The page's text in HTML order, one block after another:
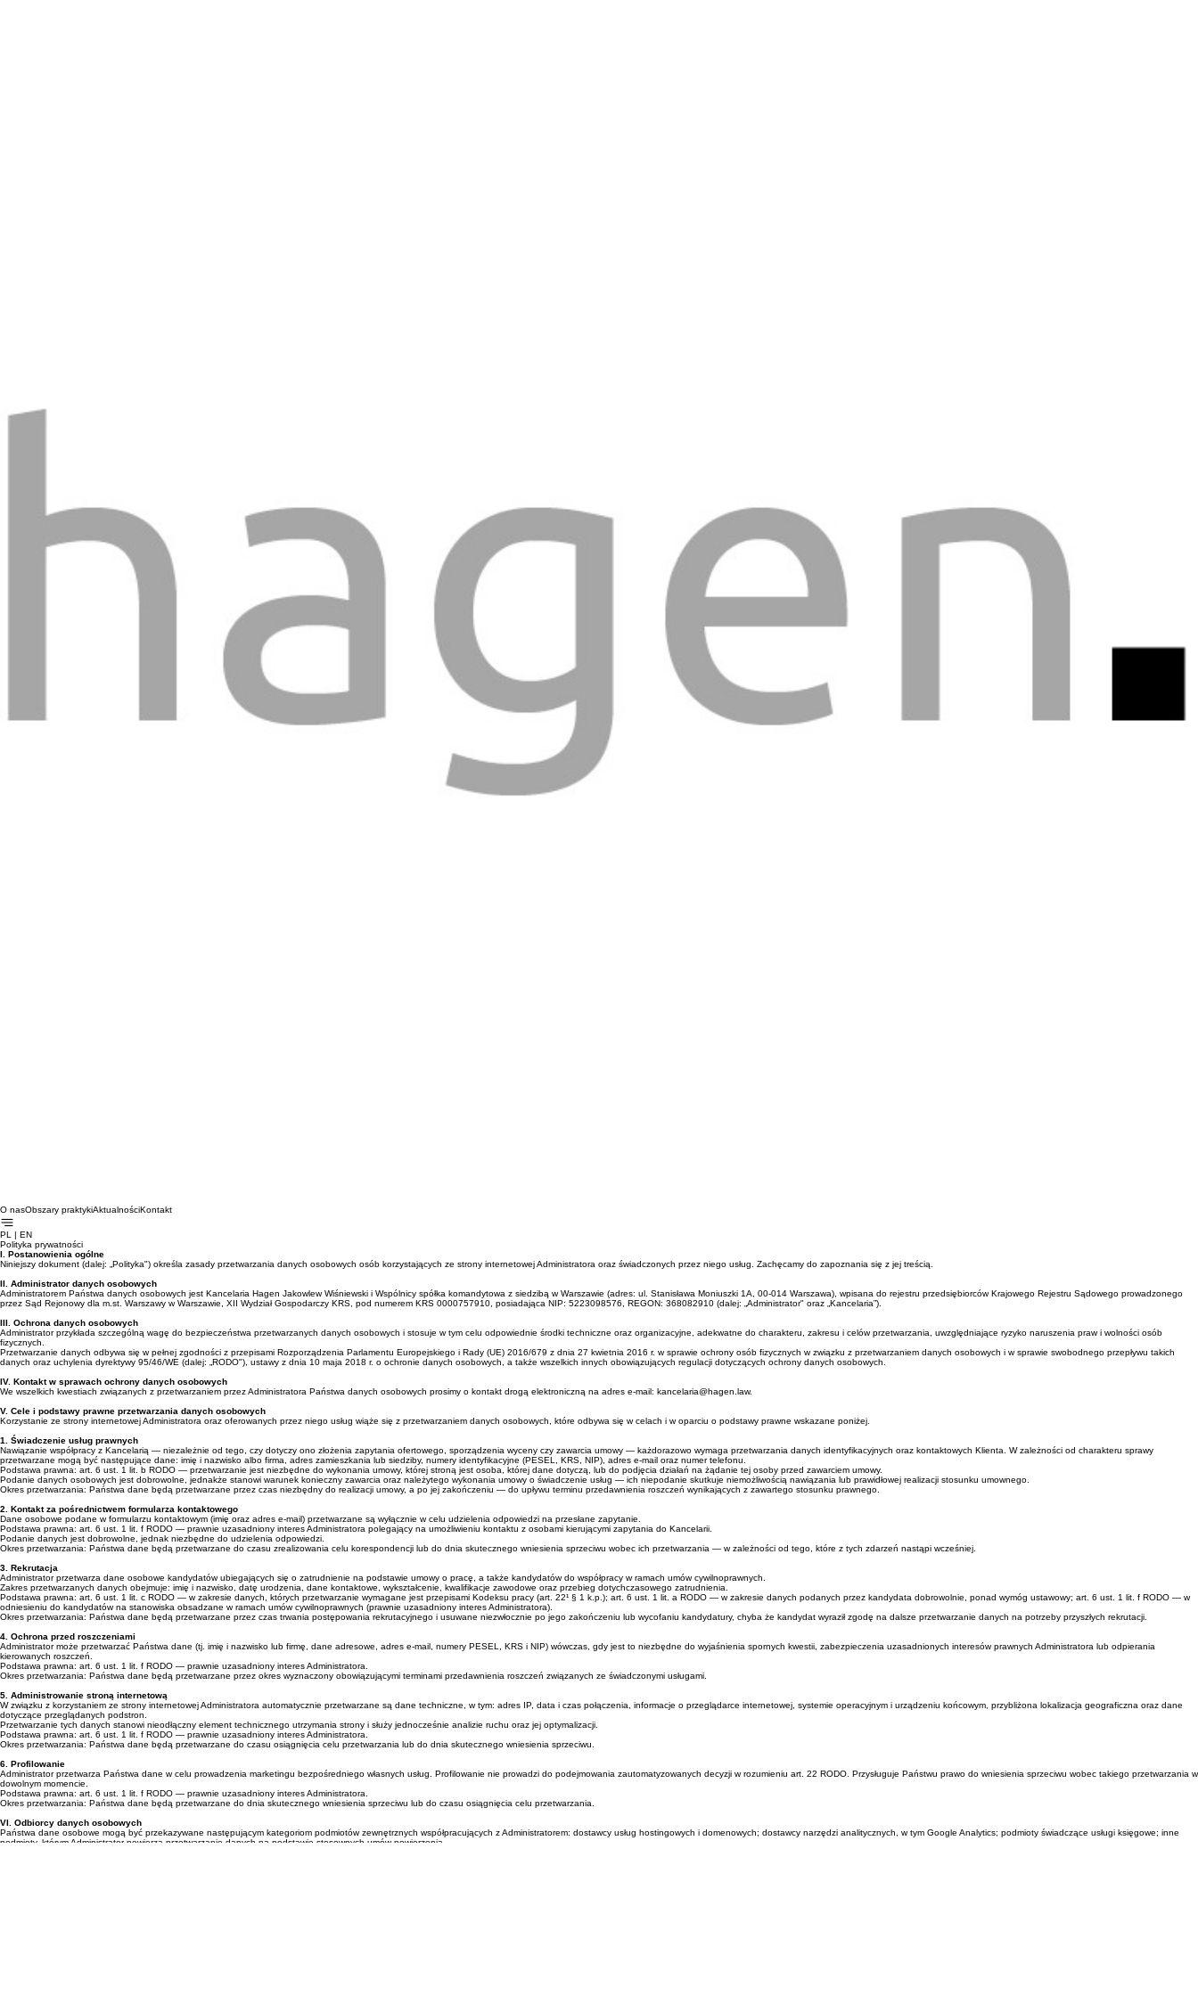
O nasObszary praktyki
PL | EN
Polityka prywatności
I. Postanowienia ogólne
Niniejszy dokument (dalej: „Polityka") określa zasady przetwarzania danych osobowych osób korzystających ze strony internetowej Administratora oraz świadczonych przez niego usług. Zachęcamy do zapoznania się z jej treścią.
II. Administrator danych osobowych
Administratorem Państwa danych osobowych jest Kancelaria Hagen Jakowlew Wiśniewski i Wspólnicy spółka komandytowa z siedzibą w Warszawie (adres: ul. Stanisława Moniuszki 1A, 00-014 Warszawa), wpisana do rejestru przedsiębiorców Krajowego Rejestru Sądowego prowadzonego
przez Sąd Rejonowy dla m.st. Warszawy w Warszawie, XII Wydział Gospodarczy KRS, pod numerem KRS 0000757910, posiadająca NIP: 5223098576, REGON: 368082910 (dalej: „Administrator" oraz „Kancelaria”).
III. Ochrona danych osobowych
Administrator przykłada szczególną wagę do bezpieczeństwa przetwarzanych danych osobowych i stosuje w tym celu odpowiednie środki techniczne oraz organizacyjne, adekwatne do charakteru, zakresu i celów przetwarzania, uwzględniające ryzyko naruszenia praw i wolności osób
fizycznych.
Przetwarzanie danych odbywa się w pełnej zgodności z przepisami Rozporządzenia Parlamentu Europejskiego i Rady (UE) 2016/679 z dnia 27 kwietnia 2016 r. w sprawie ochrony osób fizycznych w związku z przetwarzaniem danych osobowych i w sprawie swobodnego przepływu takich
danych oraz uchylenia dyrektywy 95/46/WE (dalej: „RODO"), ustawy z dnia 10 maja 2018 r. o ochronie danych osobowych, a także wszelkich innych obowiązujących regulacji dotyczących ochrony danych osobowych.
IV. Kontakt w sprawach ochrony danych osobowych
We wszelkich kwestiach związanych z przetwarzaniem przez Administratora Państwa danych osobowych prosimy o kontakt drogą elektroniczną na adres e-mail: kancelaria@hagen.law.
V. Cele i podstawy prawne przetwarzania danych osobowych
Korzystanie ze strony internetowej Administratora oraz oferowanych przez niego usług wiąże się z przetwarzaniem danych osobowych, które odbywa się w celach i w oparciu o podstawy prawne wskazane poniżej.
1. Świadczenie usług prawnych
Nawiązanie współpracy z Kancelarią — niezależnie od tego, czy dotyczy ono złożenia zapytania ofertowego, sporządzenia wyceny czy zawarcia umowy — każdorazowo wymaga przetwarzania danych identyfikacyjnych oraz kontaktowych Klienta. W zależności od charakteru sprawy
przetwarzane mogą być następujące dane: imię i nazwisko albo firma, adres zamieszkania lub siedziby, numery identyfikacyjne (PESEL, KRS, NIP), adres e-mail oraz numer telefonu.
Podstawa prawna: art. 6 ust. 1 lit. b RODO — przetwarzanie jest niezbędne do wykonania umowy, której stroną jest osoba, której dane dotyczą, lub do podjęcia działań na żądanie tej osoby przed zawarciem umowy.
Podanie danych osobowych jest dobrowolne, jednakże stanowi warunek konieczny zawarcia oraz należytego wykonania umowy o świadczenie usług — ich niepodanie skutkuje niemożliwością nawiązania lub prawidłowej realizacji stosunku umownego.
Okres przetwarzania: Państwa dane będą przetwarzane przez czas niezbędny do realizacji umowy, a po jej zakończeniu — do upływu terminu przedawnienia roszczeń wynikających z zawartego stosunku prawnego.
2. Kontakt za pośrednictwem formularza kontaktowego
Dane osobowe podane w formularzu kontaktowym (imię oraz adres e-mail) przetwarzane są wyłącznie w celu udzielenia odpowiedzi na przesłane zapytanie.
Podstawa prawna: art. 6 ust. 1 lit. f RODO — prawnie uzasadniony interes Administratora polegający na umożliwieniu kontaktu z osobami kierującymi zapytania do Kancelarii.
Podanie danych jest dobrowolne, jednak niezbędne do udzielenia odpowiedzi.
Okres przetwarzania: Państwa dane będą przetwarzane do czasu zrealizowania celu korespondencji lub do dnia skutecznego wniesienia sprzeciwu wobec ich przetwarzania — w zależności od tego, które z tych zdarzeń nastąpi wcześniej.
3. Rekrutacja
Administrator przetwarza dane osobowe kandydatów ubiegających się o zatrudnienie na podstawie umowy o pracę, a także kandydatów do współpracy w ramach umów cywilnoprawnych.
Zakres przetwarzanych danych obejmuje: imię i nazwisko, datę urodzenia, dane kontaktowe, wykształcenie, kwalifikacje zawodowe oraz przebieg dotychczasowego zatrudnienia.
Podstawa prawna: art. 6 ust. 1 lit. c RODO — w zakresie danych, których przetwarzanie wymagane jest przepisami Kodeksu pracy (art. 22¹ § 1 k.p.); art. 6 ust. 1 lit. a RODO — w zakresie danych podanych przez kandydata dobrowolnie, ponad wymóg ustawowy; art. 6 ust. 1 lit. f RODO — w
odniesieniu do kandydatów na stanowiska obsadzane w ramach umów cywilnoprawnych (prawnie uzasadniony interes Administratora).
Okres przetwarzania: Państwa dane będą przetwarzane przez czas trwania postępowania rekrutacyjnego i usuwane niezwłocznie po jego zakończeniu lub wycofaniu kandydatury, chyba że kandydat wyraził zgodę na dalsze przetwarzanie danych na potrzeby przyszłych rekrutacji.
4. Ochrona przed roszczeniami
Administrator może przetwarzać Państwa dane (tj. imię i nazwisko lub firmę, dane adresowe, adres e-mail, numery PESEL, KRS i NIP) wówczas, gdy jest to niezbędne do wyjaśnienia spornych kwestii, zabezpieczenia uzasadnionych interesów prawnych Administratora lub odpierania
kierowanych roszczeń.
Podstawa prawna: art. 6 ust. 1 lit. f RODO — prawnie uzasadniony interes Administratora.
Okres przetwarzania: Państwa dane będą przetwarzane przez okres wyznaczony obowiązującymi terminami przedawnienia roszczeń związanych ze świadczonymi usługami.
5. Administrowanie stroną internetową
W związku z korzystaniem ze strony internetowej Administratora automatycznie przetwarzane są dane techniczne, w tym: adres IP, data i czas połączenia, informacje o przeglądarce internetowej, systemie operacyjnym i urządzeniu końcowym, przybliżona lokalizacja geograficzna oraz dane
dotyczące przeglądanych podstron.
Przetwarzanie tych danych stanowi nieodłączny element technicznego utrzymania strony i służy jednocześnie analizie ruchu oraz jej optymalizacji.
Podstawa prawna: art. 6 ust. 1 lit. f RODO — prawnie uzasadniony interes Administratora.
Okres przetwarzania: Państwa dane będą przetwarzane do czasu osiągnięcia celu przetwarzania lub do dnia skutecznego wniesienia sprzeciwu.
6. Profilowanie
Administrator przetwarza Państwa dane w celu prowadzenia marketingu bezpośredniego własnych usług. Profilowanie nie prowadzi do podejmowania zautomatyzowanych decyzji w rozumieniu art. 22 RODO. Przysługuje Państwu prawo do wniesienia sprzeciwu wobec takiego przetwarzania w
dowolnym momencie.
Podstawa prawna: art. 6 ust. 1 lit. f RODO — prawnie uzasadniony interes Administratora.
Okres przetwarzania: Państwa dane będą przetwarzane do dnia skutecznego wniesienia sprzeciwu lub do czasu osiągnięcia celu przetwarzania.